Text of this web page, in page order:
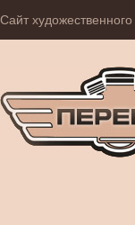
Сайт